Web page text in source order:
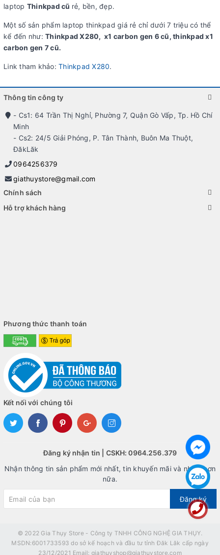
laptop Thinkpad cũ rẻ, bền, đẹp.
Một số sản phẩm laptop thinkpad giá rẻ chỉ dưới 7 triệu có thể
kể đến như: Thinkpad X280, x1 carbon gen 6 cũ, thinkpad x1
carbon gen 7 cũ.
Link tham khảo: Thinkpad X280.
Thông tin công ty
- Cs1: 64 Trần Thị Nghỉ, Phường 7, Quận Gò Vấp, Tp. Hồ Chí
Minh
- Cs2: 24/5 Giải Phóng, P. Tân Thành, Buôn Ma Thuột,
ĐăkLăk
0964256379
giathuystore@gmail.com
Chính sách
Hỗ trợ khách hàng
Phương thức thanh toán
Kết nối với chúng tôi
Đăng ký nhận tin | CSKH: 0964.256.379
Nhận thông tin sản phẩm mới nhất, tin khuyến mãi và nhiều hơn
nữa.
Đăng ký
© 2022 Gia Thụy Store - Công ty TNHH CÔNG NGHỆ GIA THỤY.
MSDN:6001733593 do sở kế hoạch và đầu tư tỉnh Đăk Lăk cấp ngày
23/12/2021 Email: giathuyshop@giathuystore.com